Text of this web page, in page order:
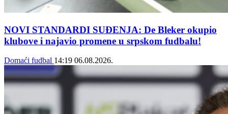
NOVI STANDARDI SUĐENJA: De Bleker okupio
klubove i najavio promene u srpskom fudbalu!
Domaći fudbal 14:19 06.08.2026.